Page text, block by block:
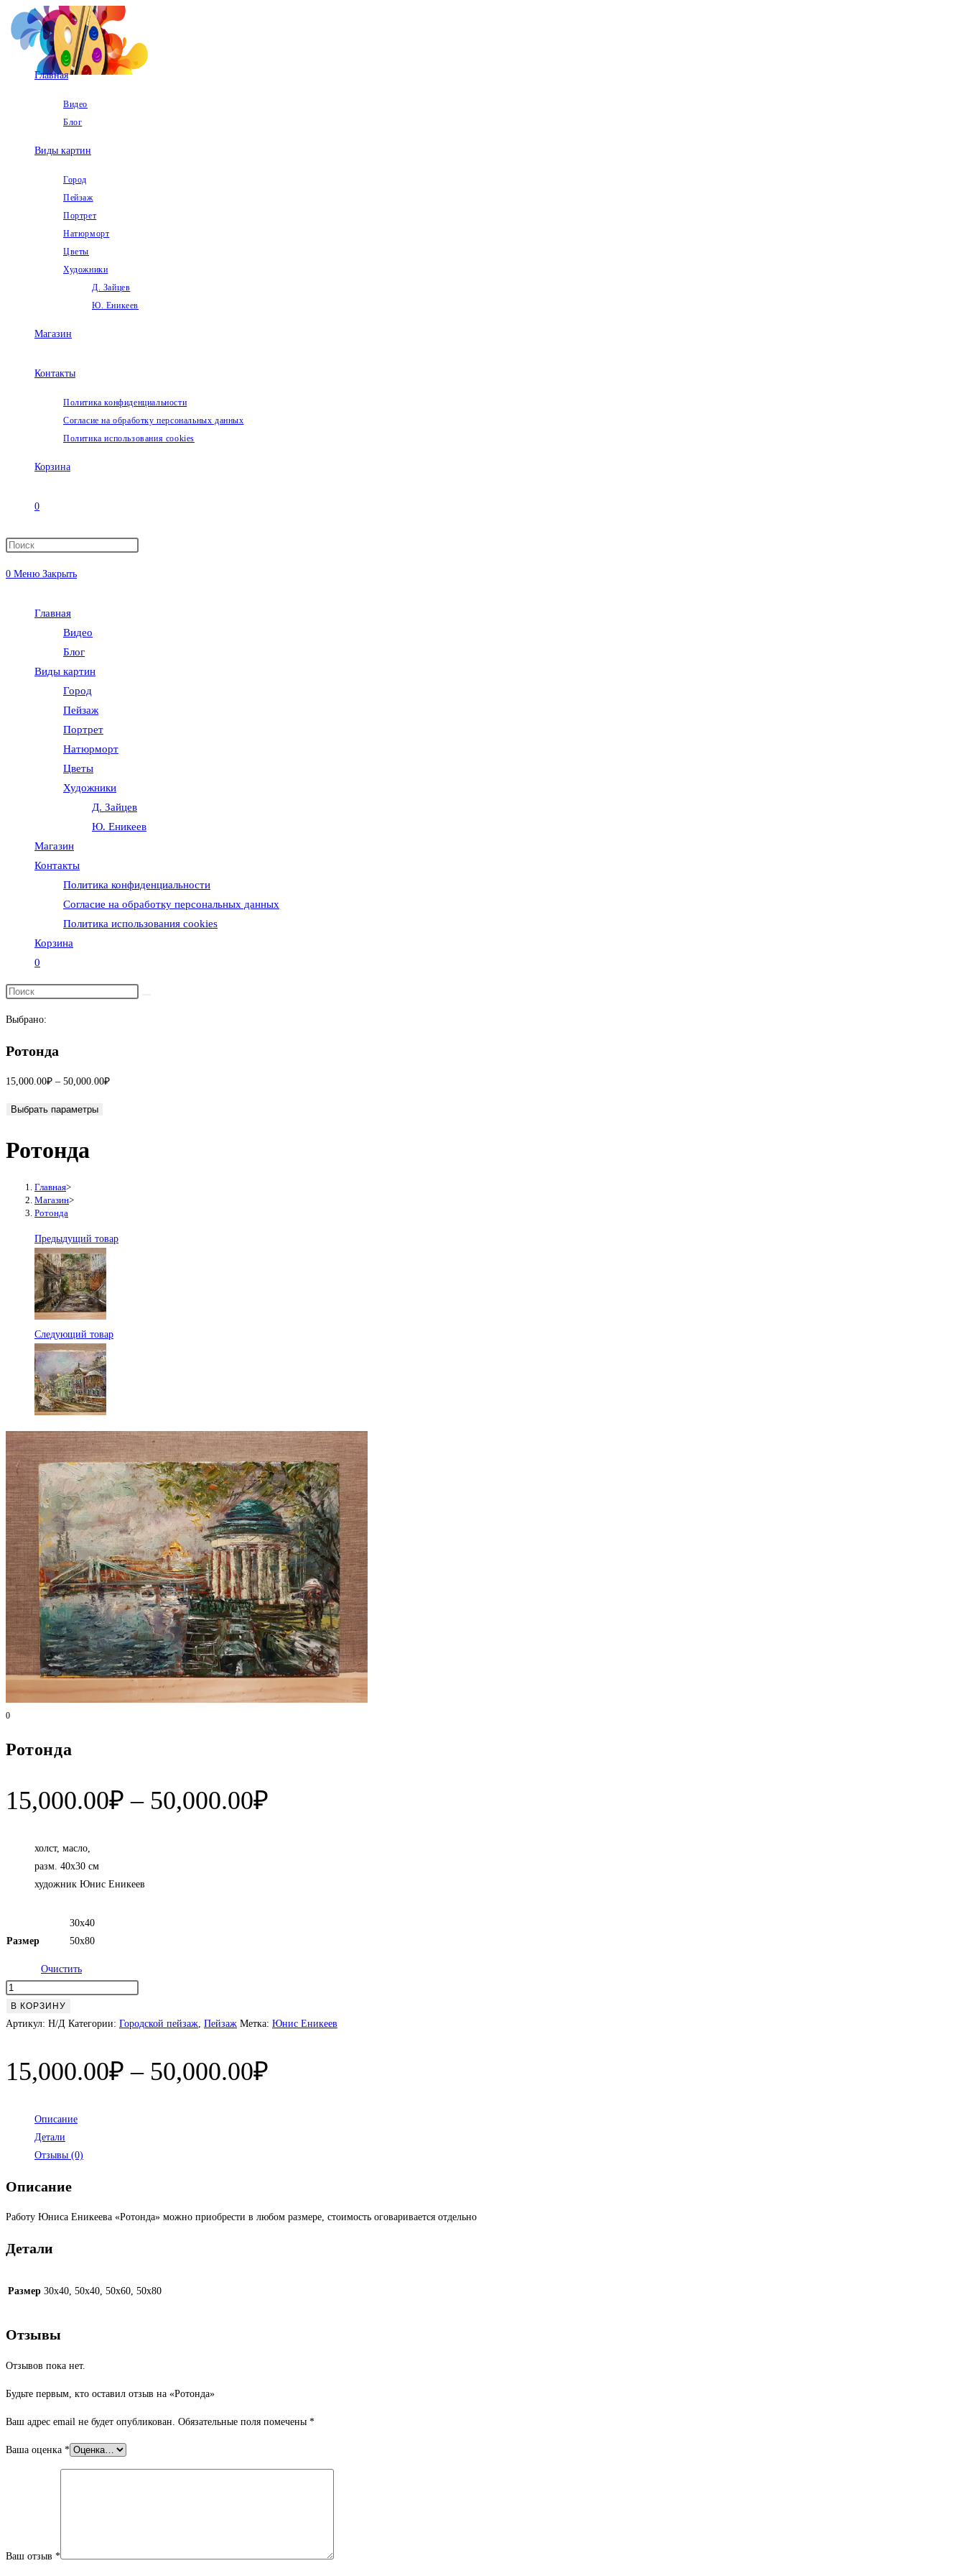
Перейти
содержимому
Главная
Видео
Блог
Виды картин
Город
Пейзаж
Портрет
Натюрморт
Цветы
Художники
Д. Зайцев
Ю. Еникеев
Магазин
Контакты
Политика конфиденциальности
Согласие на обработку персональных данных
Политика использования cookies
Корзина
0
Переключить
0 Меню Закрыть
Главная
Видео
Блог
Виды картин
Город
Пейзаж
Портрет
Натюрморт
Цветы
Художники
Д. Зайцев
Ю. Еникеев
Магазин
Контакты
Политика конфиденциальности
Согласие на обработку персональных данных
Политика использования cookies
Корзина
0
поиск
по
сайту
Выбрано:
Ротонда
15,000.00₽ – 50,000.00₽Диапазон
Выбрать параметры
Ротонда
Главная>
Магазин>
Ротонда
Предыдущий товар
Следующий товар
0
Ротонда
15,000.00₽ – 50,000.00₽
холст, масло,
разм. 40х30 см
художник Юнис Еникеев
Размер
30х40
50х80
Очистить
Количество
товара
Ротонда
В КОРЗИНУ
Артикул: Н/Д Категории: Городской пейзаж Пейзаж Метка: Юнис Еникеев
15,000.00₽ – 50,000.00₽
Описание
Детали
Отзывы (0)
Описание
Работу Юниса Еникеева «Ротонда» можно приобрести в любом размере, стоимость оговаривается отдельно
Детали
Размер 30х40, 50х40, 50х60, 50х80
Отзывы
Отзывов пока нет.
Будьте первым, кто оставил отзыв на «Ротонда»
Ваш адрес email не будет опубликован. Обязательные поля помечены *
Ваша оценка *
Ваш отзыв *